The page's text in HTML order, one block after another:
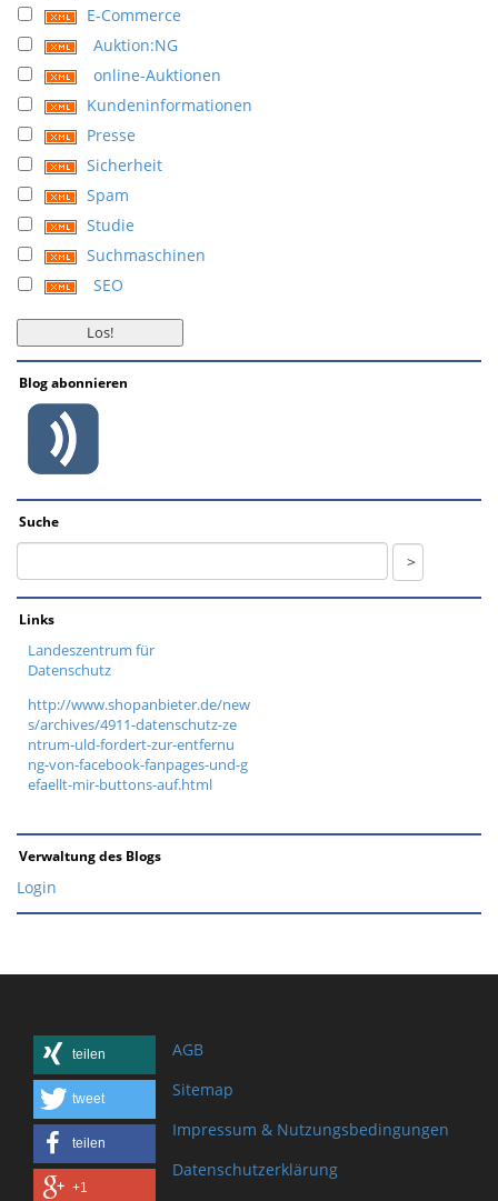
E-Commerce
Auktion:NG
online-Auktionen
Kundeninformationen
Presse
Sicherheit
Spam
Studie
Suchmaschinen
SEO
Blog abonnieren
Suche
Links
Landeszentrum für
Datenschutz
http://www.shopanbieter.de/new
s/archives/4911-datenschutz-ze
ntrum-uld-fordert-zur-entfernu
ng-von-facebook-fanpages-und-g
efaellt-mir-buttons-auf.html
Verwaltung des Blogs
Login
teilen
tweet
teilen
+1
AGB
Sitemap
Impressum & Nutzungsbedingungen
Datenschutzerklärung